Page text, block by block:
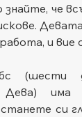
знайте, че
и вие
(шести
Дева) има
си